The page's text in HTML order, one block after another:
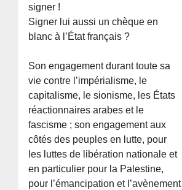
signer !
Signer lui aussi un chèque en
blanc à l’État français ?
Son engagement durant toute sa
vie contre l’impérialisme, le
capitalisme, le sionisme, les États
réactionnaires arabes et le
fascisme ; son engagement aux
côtés des peuples en lutte, pour
les luttes de libération nationale et
en particulier pour la Palestine,
pour l’émancipation et l’avènement